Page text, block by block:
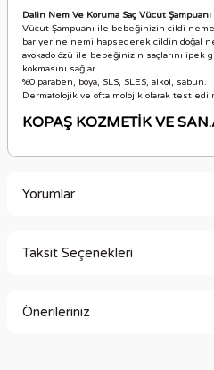
Dalin Nem Ve Koruma Saç Vücut
Vücut Şampuanı ile bebeğinizin cildi
bariyerine nemi hapsederek cildin doğal
avokado özü ile bebeğinizin saçlarını ipek
kokmasını sağlar.
%0 paraben, boya, SLS, SLES, alkol, sabun.
Dermatolojik ve oftalmolojik olarak test
KOPAŞ KOZMETİK VE
Yorumlar
Taksit Seçenekleri
Önerileriniz